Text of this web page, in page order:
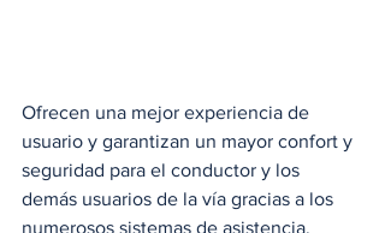
Ofrecen una mejor experiencia de
usuario y garantizan un mayor confort y
seguridad para el conductor y los
demás usuarios de la vía gracias a los
numerosos sistemas de asistencia.